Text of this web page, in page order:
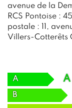
avenue de la
RCS Pontoise :
postale : 11,
Villers-Cotterêts
A A
B